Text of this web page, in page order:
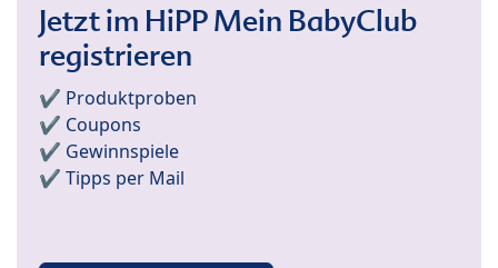
Jetzt im HiPP Mein BabyClub
registrieren
✔️ Produktproben
✔️ Coupons
✔️ Gewinnspiele
✔️ Tipps per Mail